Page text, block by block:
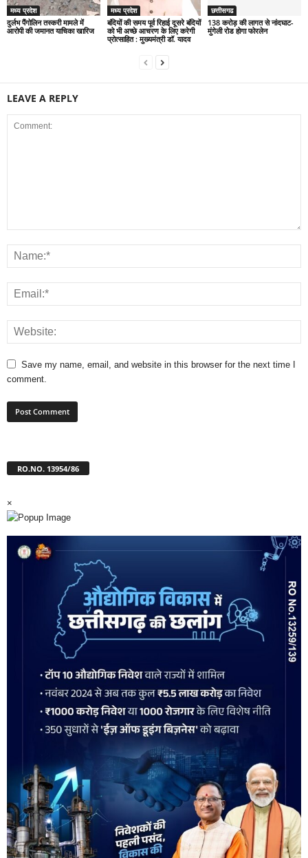
मध्य प्रदेश
दुर्लभ पैंगोलिन तस्करी मामले में
आरोपी की जमानत याचिका खारिज
मध्य प्रदेश
बंदियों की समय पूर्व रिहाई दूसरे बंदियों
को भी अच्छे आचरण के लिए करेगी
प्रोत्साहित : मुख्यमंत्री डॉ. यादव
छत्तीसगढ
138 करोड़ की लागत से नांदघाट-
मुंगेली रोड होगा फोरलेन
LEAVE A REPLY
Save my name, email, and website in this browser for the next time I
comment.
RO.NO. 13954/86
×